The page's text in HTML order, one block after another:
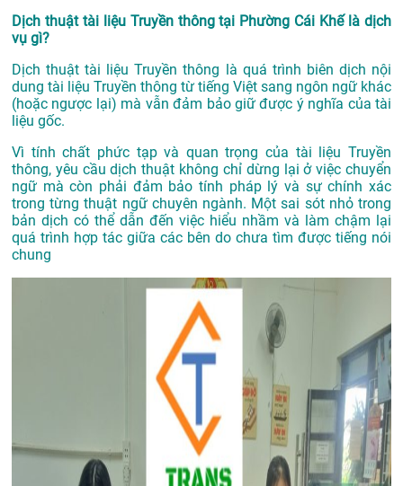
Dịch thuật tài liệu Truyền thông tại Phường Cái Khế là dịch
vụ gì?
Dịch thuật tài liệu Truyền thông là quá trình biên dịch nội
dung tài liệu Truyền thông từ tiếng Việt sang ngôn ngữ khác
(hoặc ngược lại) mà vẫn đảm bảo giữ được ý nghĩa của tài
liệu gốc.
Vì tính chất phức tạp và quan trọng của tài liệu Truyền
thông, yêu cầu dịch thuật không chỉ dừng lại ở việc chuyển
ngữ mà còn phải đảm bảo tính pháp lý và sự chính xác
trong từng thuật ngữ chuyên ngành. Một sai sót nhỏ trong
bản dịch có thể dẫn đến việc hiểu nhầm và làm chậm lại
quá trình hợp tác giữa các bên do chưa tìm được tiếng nói
chung